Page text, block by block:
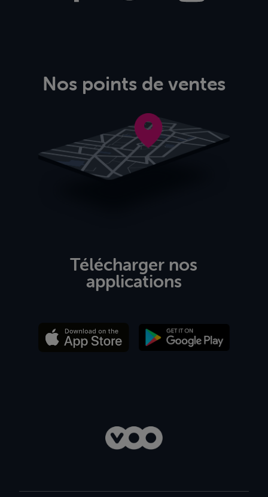
Nos points de ventes
Télécharger nos
applications